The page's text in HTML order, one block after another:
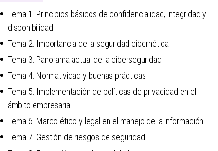
Tema 1. Principios básicos de confidencialidad, integridad y
disponibilidad
Tema 2. Importancia de la seguridad cibernética
Tema 3. Panorama actual de la ciberseguridad
Tema 4. Normatividad y buenas prácticas
Tema 5. Implementación de políticas de privacidad en el
ámbito empresarial
Tema 6. Marco ético y legal en el manejo de la información
Tema 7. Gestión de riesgos de seguridad